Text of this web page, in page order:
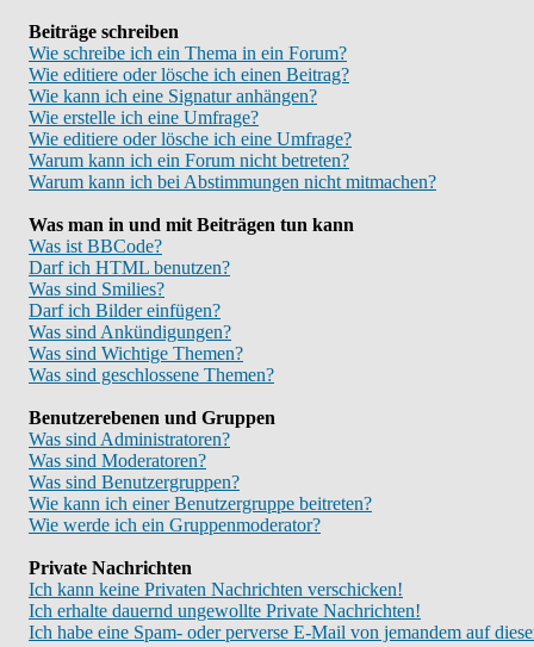
Beiträge schreiben
Wie schreibe ich ein Thema in ein Forum?
Wie editiere oder lösche ich einen Beitrag?
Wie kann ich eine Signatur anhängen?
Wie erstelle ich eine Umfrage?
Wie editiere oder lösche ich eine Umfrage?
Warum kann ich ein Forum nicht betreten?
Warum kann ich bei Abstimmungen nicht mitmachen?
Was man in und mit Beiträgen tun kann
Was ist BBCode?
Darf ich HTML benutzen?
Was sind Smilies?
Darf ich Bilder einfügen?
Was sind Ankündigungen?
Was sind Wichtige Themen?
Was sind geschlossene Themen?
Benutzerebenen und Gruppen
Was sind Administratoren?
Was sind Moderatoren?
Was sind Benutzergruppen?
Wie kann ich einer Benutzergruppe beitreten?
Wie werde ich ein Gruppenmoderator?
Private Nachrichten
Ich kann keine Privaten Nachrichten verschicken!
Ich erhalte dauernd ungewollte Private Nachrichten!
Ich habe eine Spam- oder perverse E-Mail von jemandem auf